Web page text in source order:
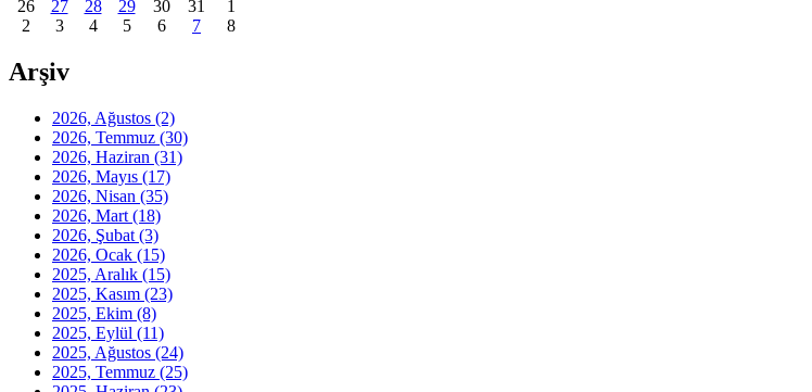
26
27 28 29 30 31
1
2
3 4 5 6 7 8
Arşiv
2026, Ağustos (2)
2026, Temmuz (30)
2026, Haziran (31)
2026, Mayıs (17)
2026, Nisan (35)
2026, Mart (18)
2026, Şubat (3)
2026, Ocak (15)
2025, Aralık (15)
2025, Kasım (23)
2025, Ekim (8)
2025, Eylül (11)
2025, Ağustos (24)
2025, Temmuz (25)